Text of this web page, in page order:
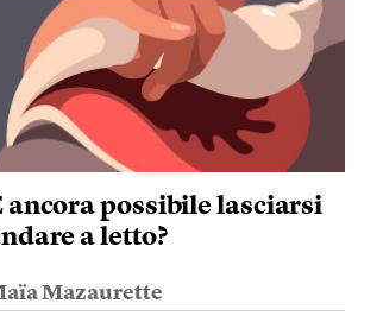
ancora possibile lasciarsi
a letto?
Mazaurette